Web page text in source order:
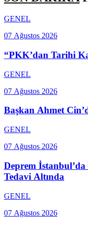
GENEL
07 Ağustos 2026
“PKK’dan Tarihi
GENEL
07 Ağustos 2026
Başkan Ahmet
GENEL
07 Ağustos 2026
Deprem
Tedavi Altında
GENEL
07 Ağustos 2026